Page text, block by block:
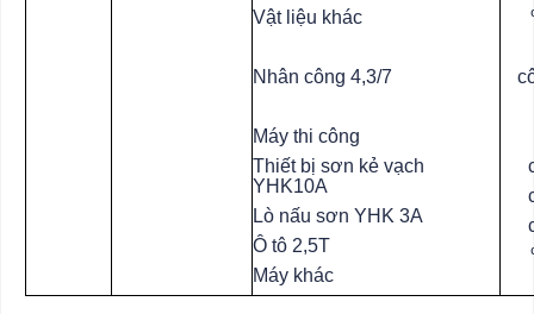
Vật liệu khác
Nhân công 4,3/7
Máy thi công
Thiết bị sơn kẻ vạch
YHK10A
Lò nấu sơn YHK 3A
Ô tô 2,5T
Máy khác